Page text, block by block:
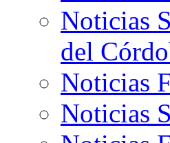
Noticias
del
Noticias
Noticias